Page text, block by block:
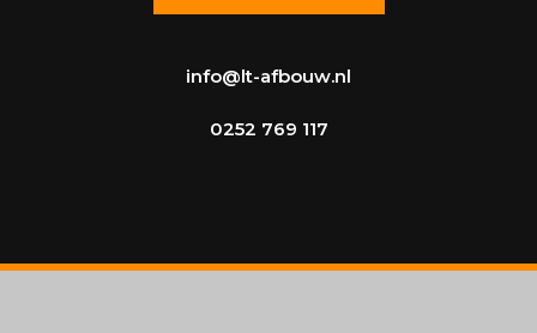
info@lt-afbouw.nl
0252 769 117